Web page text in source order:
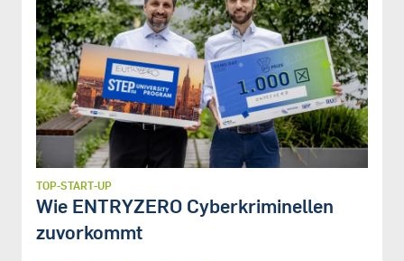
TOP-START-UP
Wie ENTRYZERO Cyberkriminellen
zuvorkommt